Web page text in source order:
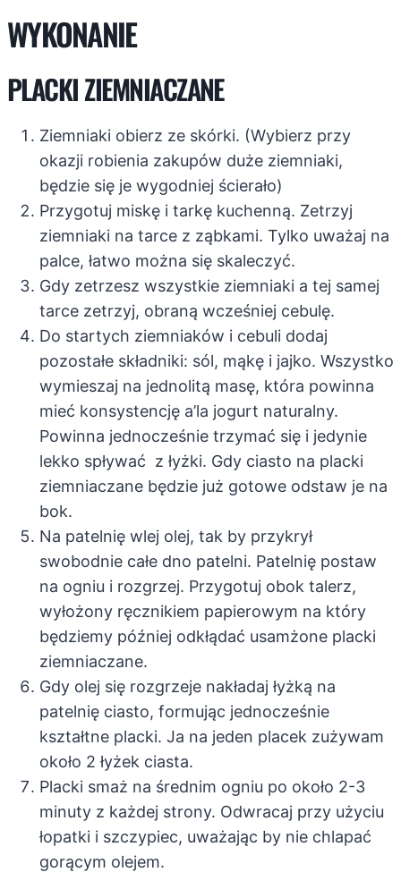
WYKONANIE
PLACKI ZIEMNIACZANE
Ziemniaki obierz ze skórki. (Wybierz przy
okazji robienia zakupów duże ziemniaki,
będzie się je wygodniej ścierało)
Przygotuj miskę i tarkę kuchenną. Zetrzyj
ziemniaki na tarce z ząbkami. Tylko uważaj na
palce, łatwo można się skaleczyć.
Gdy zetrzesz wszystkie ziemniaki a tej samej
tarce zetrzyj, obraną wcześniej cebulę.
Do startych ziemniaków i cebuli dodaj
pozostałe składniki: sól, mąkę i jajko. Wszystko
wymieszaj na jednolitą masę, która powinna
mieć konsystencję a’la jogurt naturalny.
Powinna jednocześnie trzymać się i jedynie
lekko spływać z łyżki. Gdy ciasto na placki
ziemniaczane będzie już gotowe odstaw je na
bok.
Na patelnię wlej olej, tak by przykrył
swobodnie całe dno patelni. Patelnię postaw
na ogniu i rozgrzej. Przygotuj obok talerz,
wyłożony ręcznikiem papierowym na który
będziemy później odkłądać usamżone placki
ziemniaczane.
Gdy olej się rozgrzeje nakładaj łyżką na
patelnię ciasto, formując jednocześnie
kształtne placki. Ja na jeden placek zużywam
około 2 łyżek ciasta.
Placki smaż na średnim ogniu po około 2-3
minuty z każdej strony. Odwracaj przy użyciu
łopatki i szczypiec, uważając by nie chlapać
gorącym olejem.